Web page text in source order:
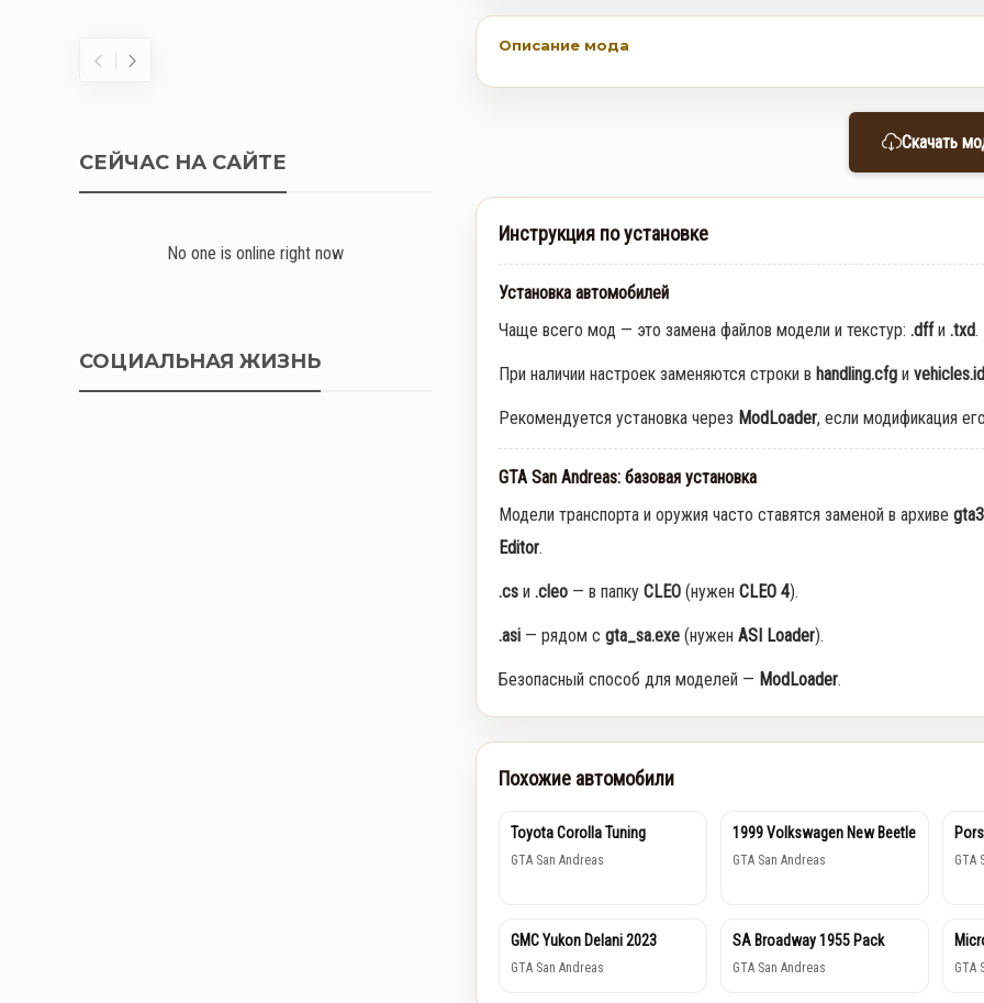
СЕЙЧАС НА САЙТЕ
No one is online right now
СОЦИАЛЬНАЯ ЖИЗНЬ
Описание мода
Скачать
Инструкция по установке
Установка автомобилей
Чаще всего мод — это замена файлов модели и текстур: .dffи .txd.
При наличии настроек заменяются строки в handling.cfgи
Рекомендуется установка через ModLoader, если модификация
GTA San Andreas: базовая установка
Модели транспорта и оружия часто ставятся заменой в архиве
Editor.
.csи .cleo— в папку CLEO(нужен CLEO 4).
.asi— рядом с gta_sa.exe(нужен ASI Loader).
Безопасный способ для моделей — ModLoader.
Похожие автомобили
Toyota Corolla Tuning
GTA San Andreas
1999 Volkswagen New Beetle
GTA San Andreas GTA
GMC Yukon Delani 2023
GTA San Andreas
SA Broadway 1955 Pack
GTA San Andreas GTA